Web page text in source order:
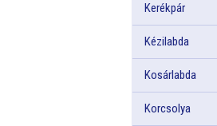
Kerékpár
Kézilabda
Kosárlabda
Korcsolya